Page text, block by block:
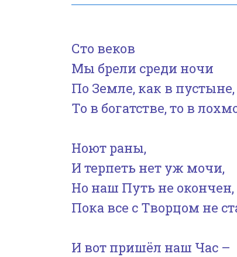
Сто веков
Мы брели среди ночи
По Земле, как в
То в богатстве, то в
Ноют раны,
И терпеть нет уж мочи,
Но наш Путь не окончен,
Пока все с Творцом не
И вот пришёл наш Час –